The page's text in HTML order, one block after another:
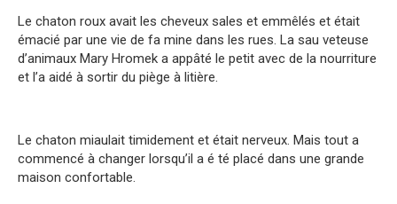
Le chaton roux avait les cheveux sales et emmêlés et était
émacié par une vie de fa mine dans les rues. La sau veteuse
d’animaux Mary Hromek a appâté le petit avec de la nourriture
et l’a aidé à sortir du piège à litière.
Le chaton miaulait timidement et était nerveux. Mais tout a
commencé à changer lorsqu’il a é té placé dans une grande
maison confortable.